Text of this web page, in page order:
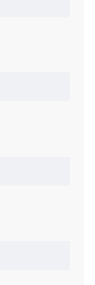
ルがありま
換気扇を除